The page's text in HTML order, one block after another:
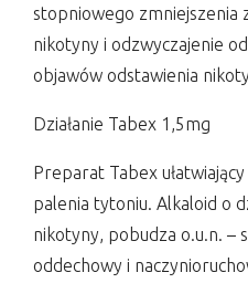
stopniowego zmniejszenia
nikotyny i odzwyczajenie
objawów odstawienia
Działanie Tabex 1,5mg
Preparat Tabex
palenia tytoniu. Alkaloid o
nikotyny, pobudza o.u.n. –
oddechowy i